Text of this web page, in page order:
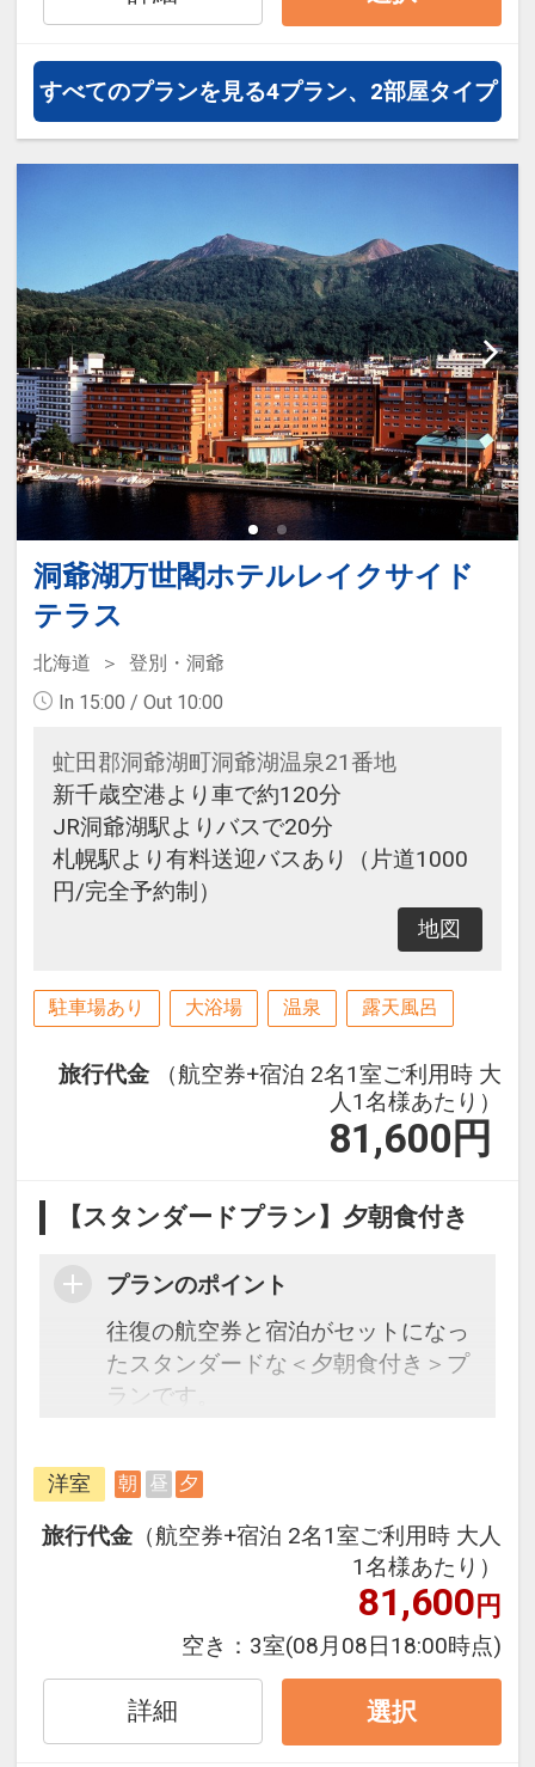
通・体験プランなどの追加（同時予
約）が可能なプランもございます。
※施設使用料として3～5歳の添い寝
のお子様は1泊2,200円をお支払いい
すべてのプランを見る4プラン、2部屋タイプ
洞爺湖万世閣ホテルレイクサイド
テラス
北海道
登別・洞爺
In 15:00 / Out 10:00
虻田郡洞爺湖町洞爺湖温泉21番地
新千歳空港より車で約120分
JR洞爺湖駅よりバスで20分
札幌駅より有料送迎バスあり（片道1000
円/完全予約制）
地図
駐車場あり 大浴場 温泉 露天風呂
旅行代金
（航空券+宿泊 2名1室ご利用時 大
人1名様あたり）
81,600 円
【スタンダードプラン】夕朝食付き
プランのポイント
往復の航空券と宿泊がセットになっ
たスタンダードな＜夕朝食付き＞プ
ランです。
ら、一都市滞在はもちろん周遊旅行
にも最適！
旅行期間中の1泊だけの宿泊や延
泊・飛び泊なども自由自在です。
フライトは、安心のJAL（または
JALグループ）確約！フライトマイ
ル50%貯まります。
オプションでレンタカーや現地交
通・体験プランなどの追加（同時予
洋室 朝 昼 夕
旅行代金 （航空券+宿泊 2名1室ご利用時 大人
1名様あたり）
81,600円
空き： 3室(08月08日18:00時点)
詳細 選択